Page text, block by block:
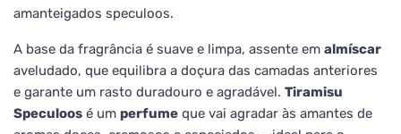
amanteigados speculoos.
A base da fragrância é suave e limpa, assente em almíscar
aveludado, que equilibra a doçura das camadas anteriores
e garante um rasto duradouro e agradável. Tiramisu
Speculoos é um perfume que vai agradar às amantes de